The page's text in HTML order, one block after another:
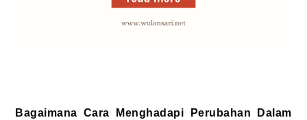
Bagaimana Cara Menghadapi Perubahan Dalam